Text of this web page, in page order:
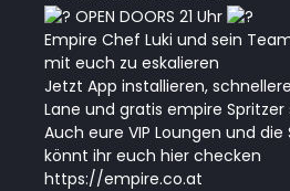
OPEN DOORS 21 Uhr
Empire Chef Luki und sein
mit euch zu eskalieren
Jetzt App installieren,
Lane und gratis empire Spritzer
Auch eure VIP Loungen und
könnt ihr euch hier checken
https://empire.co.at